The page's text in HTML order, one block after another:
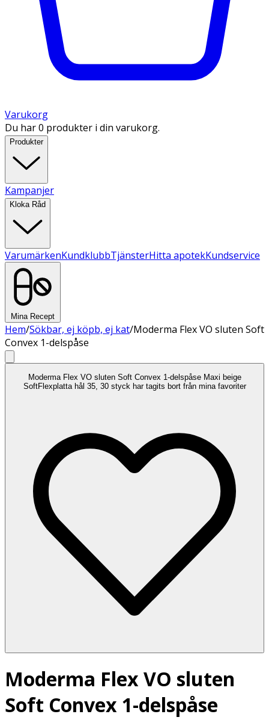
Varukorg
Du har 0 produkter i din varukorg.
Produkter
Kampanjer
Kloka Råd
VarumärkenKundklubbTjänsterHitta apotekKundservice
Mina Recept
Hem/Sökbar, ej köpb, ej kat/Moderma Flex VO sluten Soft
Convex 1-delspåse
Moderma Flex VO sluten Soft Convex 1-delspåse Maxi beige
SoftFlexplatta hål 35, 30 styck har tagits bort från mina favoriter
Moderma Flex VO sluten
Soft Convex 1-delspåse